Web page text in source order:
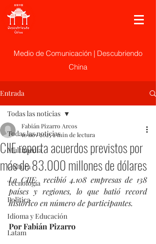
Medio de Comunicación | Descubriendo
China
Entrada
Todas las noticias
Multimedia
Cultura
Tecnología
Politica
Idioma y Educación
Latam
Todas las noticias
CIIE reporta acuerdos previstos por
más de 83.000 millones de dólares
Fabián Pizarro Arcos
10 nov 20252 min de lectura
La CIIE  recibió 4.108 empresas de 138
países y regiones, lo que batió record
histórico en número de participantes.
Por Fabián Pizarro